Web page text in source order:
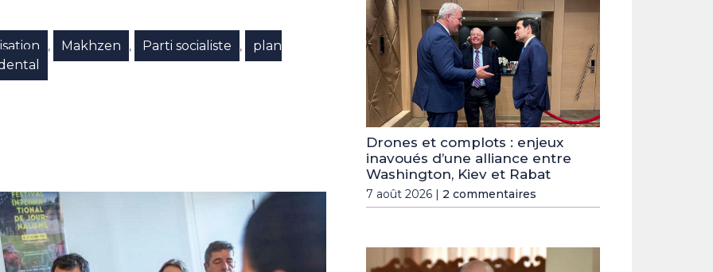
, Makhzen , Parti socialiste ,
plan
Drones et complots : enjeux
inavoués d’une alliance entre
Washington, Kiev et Rabat
7 août 2026 | 2 commentaires